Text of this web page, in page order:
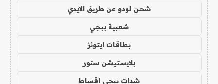
شحن لودو عن طريق الايدي
شعبية ببجي
بطاقات ايتونز
بلايستيشن ستور
شدات ببجي اقساط